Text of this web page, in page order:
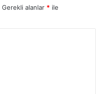
Gerekli alanlar * ile